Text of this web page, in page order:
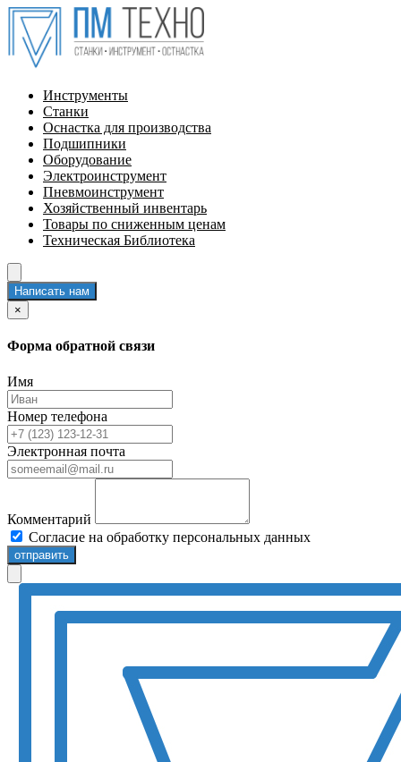
Инструменты
Станки
Оснастка для производства
Подшипники
Оборудование
Электроинструмент
Пневмоинструмент
Хозяйственный инвентарь
Товары по сниженным ценам
Техническая Библиотека
Написать нам
×
Форма обратной связи
Имя
Номер телефона
Электронная почта
Комментарий
Согласие на обработку персональных данных
отправить